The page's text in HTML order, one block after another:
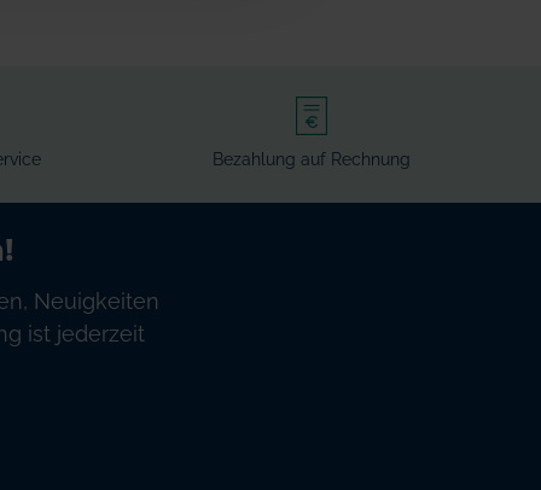
Bezahlung auf Rechnung
Neuigkeiten
ist jederzeit